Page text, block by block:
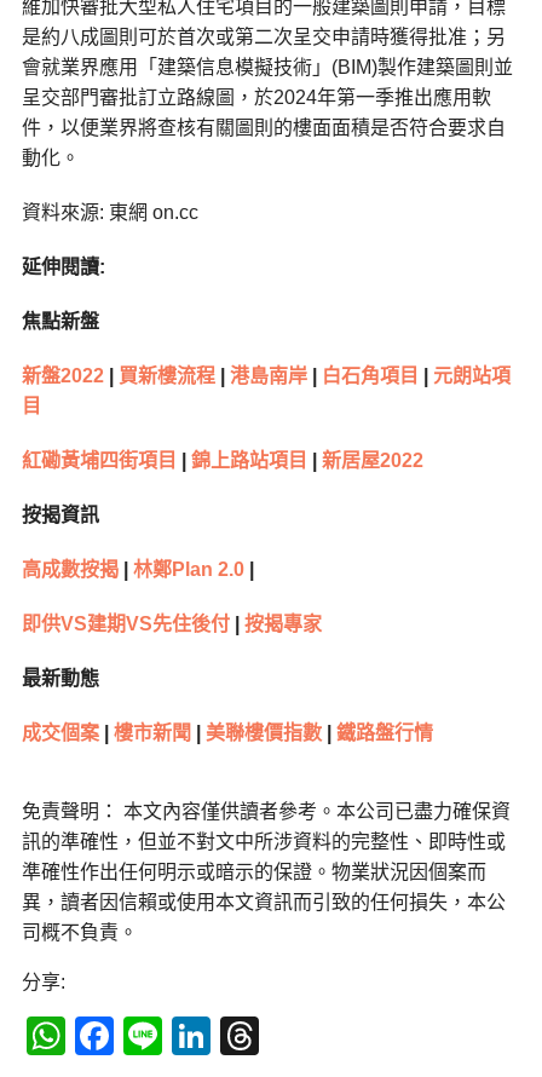
維加快審批大型私人住宅項目的一般建築圖則申請，目標
是約八成圖則可於首次或第二次呈交申請時獲得批准；另
會就業界應用「建築信息模擬技術」(BIM)製作建築圖則並
呈交部門審批訂立路線圖，於2024年第一季推出應用軟
件，以便業界將查核有關圖則的樓面面積是否符合要求自
動化。
資料來源: 東網 on.cc
延伸閱讀:
焦點新盤
新盤2022| 買新樓流程| 港島南岸| 白石角項目
元朗站項
目
紅磡黃埔四街項目 錦上路站項目 新居屋2022
按揭資訊
高成數按揭| 林鄭Plan 2.0|
即供VS建期VS先住後付 按揭專家
最新動態
成交個案| 樓市新聞 美聯樓價指數| 鐵路盤行情
免責聲明： 本文內容僅供讀者參考。本公司已盡力確保資
訊的準確性，但並不對文中所涉資料的完整性、即時性或
準確性作出任何明示或暗示的保證。物業狀況因個案而
異，讀者因信賴或使用本文資訊而引致的任何損失，本公
司概不負責。
分享:
WhatsApp
Facebook
LineLinkedIn